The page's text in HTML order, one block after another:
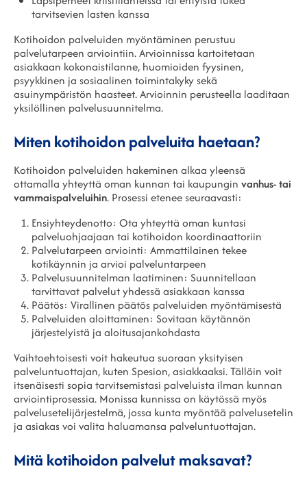
tarvitsevien lasten kanssa
Kotihoidon palveluiden myöntäminen perustuu
palvelutarpeen arviointiin. Arvioinnissa kartoitetaan
asiakkaan kokonaistilanne, huomioiden fyysinen,
psyykkinen ja sosiaalinen toimintakyky sekä
asuinympäristön haasteet. Arvioinnin perusteella laaditaan
yksilöllinen palvelusuunnitelma.
Miten kotihoidon palveluita haetaan?
Kotihoidon palveluiden hakeminen alkaa yleensä
ottamalla yhteyttä oman kunnan tai kaupungin vanhus- tai
vammaispalveluihin. Prosessi etenee seuraavasti:
Ensiyhteydenotto: Ota yhteyttä oman kuntasi
palveluohjaajaan tai kotihoidon koordinaattoriin
Palvelutarpeen arviointi: Ammattilainen tekee
kotikäynnin ja arvioi palveluntarpeen
Palvelusuunnitelman laatiminen: Suunnitellaan
tarvittavat palvelut yhdessä asiakkaan kanssa
Päätös: Virallinen päätös palveluiden myöntämisestä
Palveluiden aloittaminen: Sovitaan käytännön
järjestelyistä ja aloitusajankohdasta
Vaihtoehtoisesti voit hakeutua suoraan yksityisen
palveluntuottajan, kuten Spesion, asiakkaaksi. Tällöin voit
itsenäisesti sopia tarvitsemistasi palveluista ilman kunnan
arviointiprosessia. Monissa kunnissa on käytössä myös
palvelusetelijärjestelmä, jossa kunta myöntää palvelusetelin
ja asiakas voi valita haluamansa palveluntuottajan.
Mitä kotihoidon palvelut maksavat?